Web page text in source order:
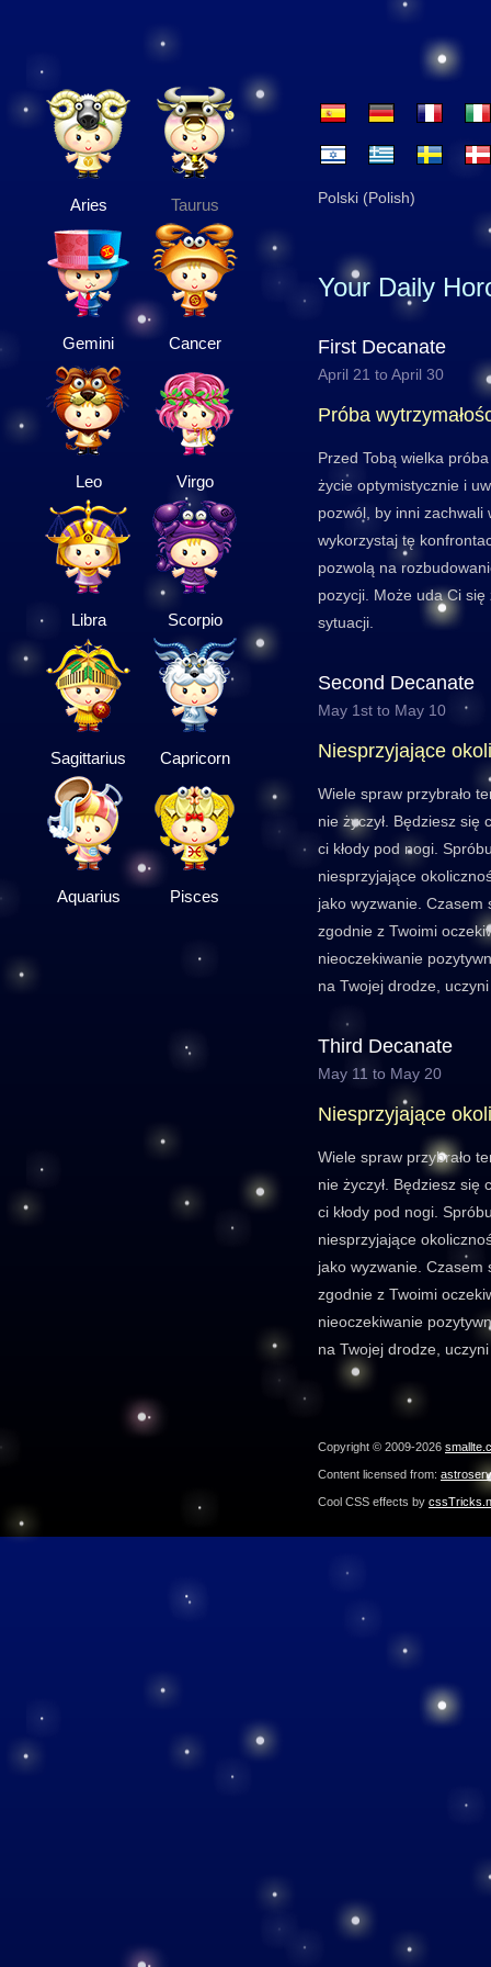
Aries Taurus
Gemini Cancer
Leo Virgo
Libra Scorpio
Sagittarius Capricorn
Aquarius Pisces
Polski (Polish)
Your Daily
First Decanate
April 21 to April 30
Próba
Przed Tobą wielka
życie optymistycznie i
pozwól, by inni zachwali
wykorzystaj tę
pozwolą na
pozycji. Może uda Ci
sytuacji.
Second Decanate
May 1st to May 10
Niesprzyjające
Wiele spraw przybrało
nie życzył. Będziesz się
ci kłody pod nogi.
niesprzyjające
jako wyzwanie.
zgodnie z Twoimi
nieoczekiwanie
na Twojej drodze,
Third Decanate
May 11 to May 20
Niesprzyjające
Wiele spraw przybrało
nie życzył. Będziesz się
ci kłody pod nogi.
niesprzyjające
jako wyzwanie.
zgodnie z Twoimi
nieoczekiwanie
na Twojej drodze,
Copyright © 2009-2026
Content licensed from:
Cool CSS effects by